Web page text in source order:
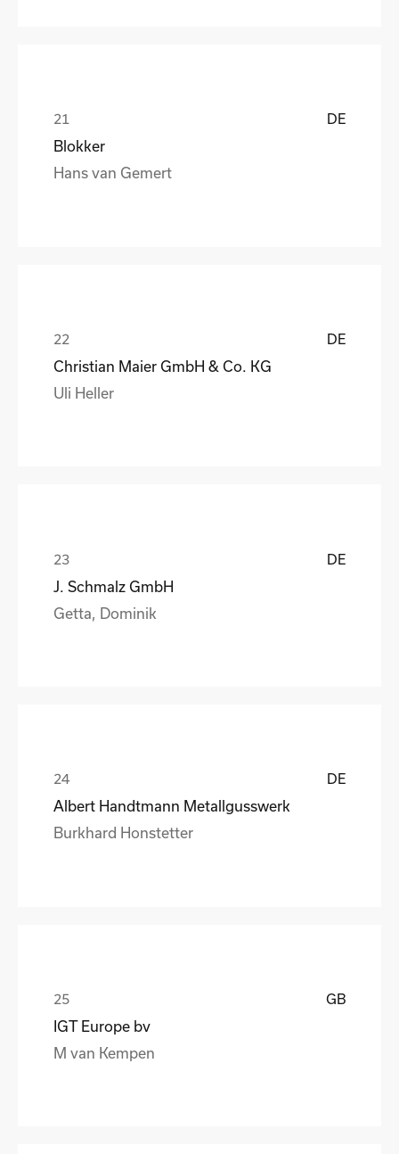
DE
Blokker
Hans van Gemert
DE
Christian Maier GmbH & Co. KG
Uli Heller
DE
J. Schmalz GmbH
Getta, Dominik
DE
Albert Handtmann Metallgusswerk
Burkhard Honstetter
GB
IGT Europe bv
M van Kempen